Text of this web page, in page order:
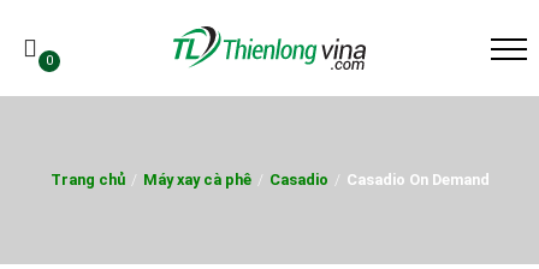
0
Trang chủ / Máy xay cà phê / Casadio / Casadio On Demand